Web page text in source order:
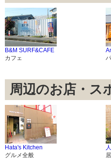
B&M SURF&CAFE
カフェ
周辺のお店・ス
Hata's Kitchen
グルメ全般